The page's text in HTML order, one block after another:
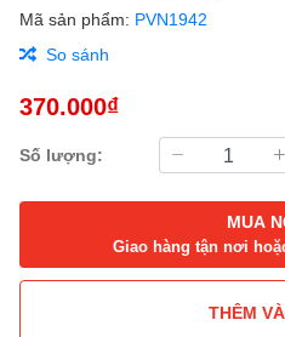
Mã sản phẩm: PVN1942
So sánh
370.000₫
Số lượng:
MUA
Giao hàng tận nơi
THÊM